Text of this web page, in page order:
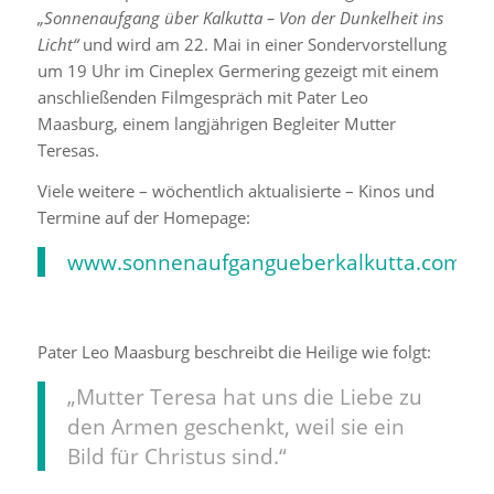
„Sonnenaufgang über Kalkutta – Von der Dunkelheit ins
Licht“und wird am 22. Mai in einer Sondervorstellung
um 19 Uhr im Cineplex Germering gezeigt mit einem
anschließenden Filmgespräch mit Pater Leo
Maasburg, einem langjährigen Begleiter Mutter
Teresas.
Viele weitere – wöchentlich aktualisierte – Kinos und
Termine auf der Homepage:
www.sonnenaufgangueberkalkutta.com
Pater Leo Maasburg beschreibt die Heilige wie folgt:
„Mutter Teresa hat uns die Liebe zu
den Armen geschenkt, weil sie ein
Bild für Christus sind.“